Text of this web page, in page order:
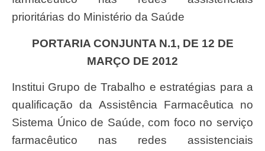
prioritárias do Ministério da Saúde
PORTARIA CONJUNTA N.1, DE 12 DE
MARÇO DE 2012
Institui Grupo de Trabalho e estratégias para a
qualificação da Assistência Farmacêutica no
Sistema Único de Saúde, com foco no serviço
farmacêutico nas redes assistenciais